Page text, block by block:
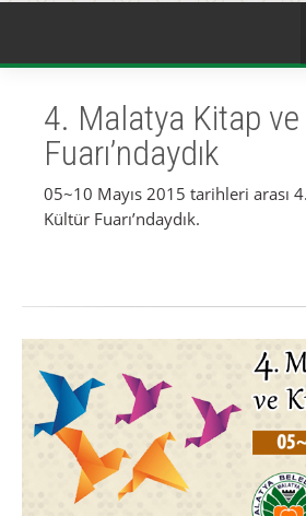
4. Malatya Kitap
Fuarı’ndaydık
05~10 Mayıs 2015 tarihleri arası
Kültür Fuarı’ndaydık.